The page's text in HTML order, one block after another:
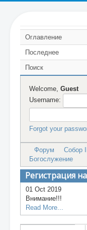
PEOPLE
Собор
Blog
Researches
Encyclopedia
About the project
Оглавление
Последнее
Поиск
Welcome, Guest
Username:
Forgot your
Форум Собор III
Богослужение
Регистрация
01 Oct 2019
Внимание!!!
Read More...